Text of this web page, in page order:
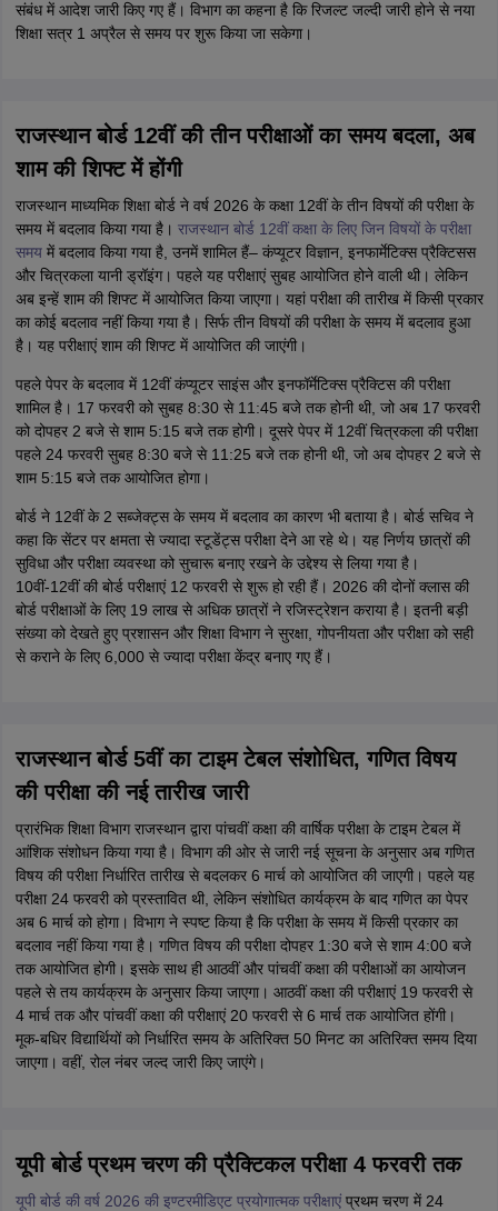
संबंध में आदेश जारी किए गए हैं। विभाग का कहना है कि रिजल्ट जल्दी जारी होने से नया
शिक्षा सत्र 1 अप्रैल से समय पर शुरू किया जा सकेगा।
राजस्थान बोर्ड 12वीं की तीन परीक्षाओं का समय बदला, अब
शाम की शिफ्ट में होंगी
राजस्थान माध्यमिक शिक्षा बोर्ड ने वर्ष 2026 के कक्षा 12वीं के तीन विषयों की परीक्षा के
समय में बदलाव किया गया है। राजस्थान बोर्ड 12वीं कक्षा के लिए जिन विषयों के परीक्षा
समयमें बदलाव किया गया है, उनमें शामिल हैं– कंप्यूटर विज्ञान, इनफार्मेटिक्स प्रैक्टिसस
और चित्रकला यानी ड्रॉइंग। पहले यह परीक्षाएं सुबह आयोजित होने वाली थी। लेकिन
अब इन्हें शाम की शिफ्ट में आयोजित किया जाएगा। यहां परीक्षा की तारीख में किसी प्रकार
का कोई बदलाव नहीं किया गया है। सिर्फ तीन विषयों की परीक्षा के समय में बदलाव हुआ
है। यह परीक्षाएं शाम की शिफ्ट में आयोजित की जाएंगी।
पहले पेपर के बदलाव में 12वीं कंप्यूटर साइंस और इनफॉर्मेटिक्स प्रैक्टिस की परीक्षा
शामिल है। 17 फरवरी को सुबह 8:30 से 11:45 बजे तक होनी थी, जो अब 17 फरवरी
को दोपहर 2 बजे से शाम 5:15 बजे तक होगी। दूसरे पेपर में 12वीं चित्रकला की परीक्षा
पहले 24 फरवरी सुबह 8:30 बजे से 11:25 बजे तक होनी थी, जो अब दोपहर 2 बजे से
शाम 5:15 बजे तक आयोजित होगा।
बोर्ड ने 12वीं के 2 सब्जेक्ट्स के समय में बदलाव का कारण भी बताया है। बोर्ड सचिव ने
कहा कि सेंटर पर क्षमता से ज्यादा स्टूडेंट्स परीक्षा देने आ रहे थे। यह निर्णय छात्रों की
सुविधा और परीक्षा व्यवस्था को सुचारू बनाए रखने के उद्देश्य से लिया गया है।
10वीं-12वीं की बोर्ड परीक्षाएं 12 फरवरी से शुरू हो रही हैं। 2026 की दोनों क्लास की
बोर्ड परीक्षाओं के लिए 19 लाख से अधिक छात्रों ने रजिस्ट्रेशन कराया है। इतनी बड़ी
संख्या को देखते हुए प्रशासन और शिक्षा विभाग ने सुरक्षा, गोपनीयता और परीक्षा को सही
से कराने के लिए 6,000 से ज्यादा परीक्षा केंद्र बनाए गए हैं।
राजस्थान बोर्ड 5वीं का टाइम टेबल संशोधित, गणित विषय
की परीक्षा की नई तारीख जारी
प्रारंभिक शिक्षा विभाग राजस्थान द्वारा पांचवीं कक्षा की वार्षिक परीक्षा के टाइम टेबल में
आंशिक संशोधन किया गया है। विभाग की ओर से जारी नई सूचना के अनुसार अब गणित
विषय की परीक्षा निर्धारित तारीख से बदलकर 6 मार्च को आयोजित की जाएगी। पहले यह
परीक्षा 24 फरवरी को प्रस्तावित थी, लेकिन संशोधित कार्यक्रम के बाद गणित का पेपर
अब 6 मार्च को होगा। विभाग ने स्पष्ट किया है कि परीक्षा के समय में किसी प्रकार का
बदलाव नहीं किया गया है। गणित विषय की परीक्षा दोपहर 1:30 बजे से शाम 4:00 बजे
तक आयोजित होगी। इसके साथ ही आठवीं और पांचवीं कक्षा की परीक्षाओं का आयोजन
पहले से तय कार्यक्रम के अनुसार किया जाएगा। आठवीं कक्षा की परीक्षाएं 19 फरवरी से
4 मार्च तक और पांचवीं कक्षा की परीक्षाएं 20 फरवरी से 6 मार्च तक आयोजित होंगी।
मूक-बधिर विद्यार्थियों को निर्धारित समय के अतिरिक्त 50 मिनट का अतिरिक्त समय दिया
जाएगा। वहीं, रोल नंबर जल्द जारी किए जाएंगे।
यूपी बोर्ड प्रथम चरण की प्रैक्टिकल परीक्षा 4 फरवरी तक
यूपी बोर्ड की वर्ष 2026 की इण्टरमीडिएट प्रयोगात्मक परीक्षाएंप्रथम चरण में 24